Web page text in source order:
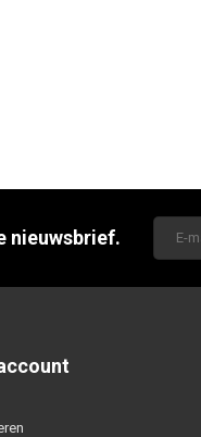
nieuwsbrief.